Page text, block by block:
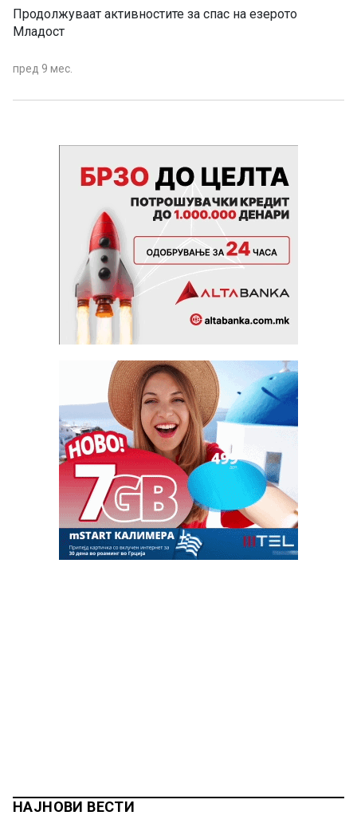
Продолжуваат активностите за спас на езерото
Младост
пред 9 мес.
НАЈНОВИ ВЕСТИ